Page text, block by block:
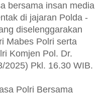
bersama insan media
di jajaran Polda -
diselenggarakan
Mabes Polri serta
Komjen Pol. Dr.
2025) Pkl. 16.30 WIB.
Polri Bersama